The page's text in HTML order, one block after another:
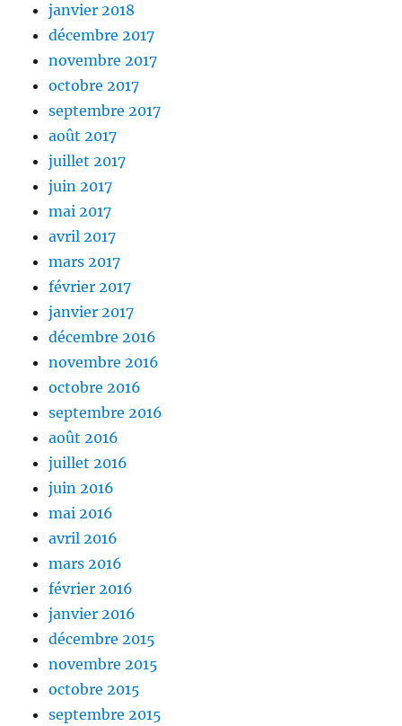
janvier 2018
décembre 2017
novembre 2017
octobre 2017
septembre 2017
août 2017
juillet 2017
juin 2017
mai 2017
avril 2017
mars 2017
février 2017
janvier 2017
décembre 2016
novembre 2016
octobre 2016
septembre 2016
août 2016
juillet 2016
juin 2016
mai 2016
avril 2016
mars 2016
février 2016
janvier 2016
décembre 2015
novembre 2015
octobre 2015
septembre 2015